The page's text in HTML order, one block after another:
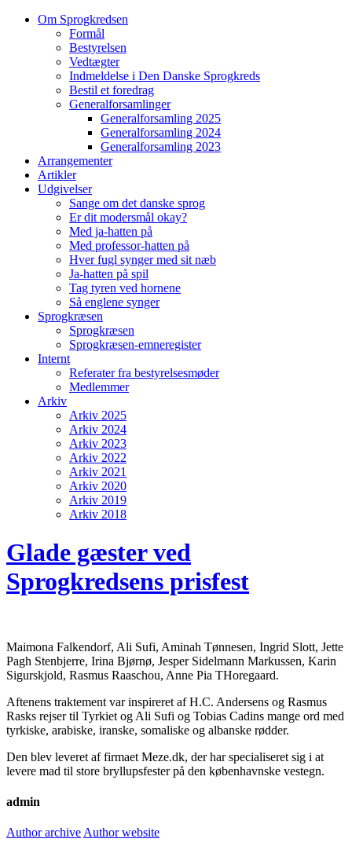
Om Sprogkredsen
Formål
Bestyrelsen
Vedtægter
Indmeldelse i Den Danske Sprogkreds
Bestil et foredrag
Generalforsamlinger
Generalforsamling 2025
Generalforsamling 2024
Generalforsamling 2023
Arrangementer
Artikler
Udgivelser
Sange om det danske sprog
Er dit modersmål okay?
Med ja-hatten på
Med professor-hatten på
Hver fugl synger med sit næb
Ja-hatten på spil
Tag tyren ved hornene
Så englene synger
Sprogkræsen
Sprogkræsen
Sprogkræsen-emneregister
Internt
Referater fra bestyrelsesmøder
Medlemmer
Arkiv
Arkiv 2025
Arkiv 2024
Arkiv 2023
Arkiv 2022
Arkiv 2021
Arkiv 2020
Arkiv 2019
Arkiv 2018
Glade gæster ved
Sprogkredsens prisfest
Maimona Falkendorf, Ali Sufi, Aminah Tønnesen, Ingrid Slott, Jette
Pagh Stenbjerre, Irina Bjørnø, Jesper Sidelmann Markussen, Karin
Sigurskjold, Rasmus Raaschou, Anne Pia THoregaard.
Aftenens traktement var inspireret af H.C. Andersens og Rasmus
Rasks rejser til Tyrkiet og Ali Sufi og Tobias Cadins mange ord med
tyrkiske, arabiske, iranske, somaliske og albanske rødder.
Den blev leveret af firmaet Meze.dk, der har specialiseret sig i at
levere mad til store bryllupsfester på den københavnske vestegn.
admin
Author archive Author website